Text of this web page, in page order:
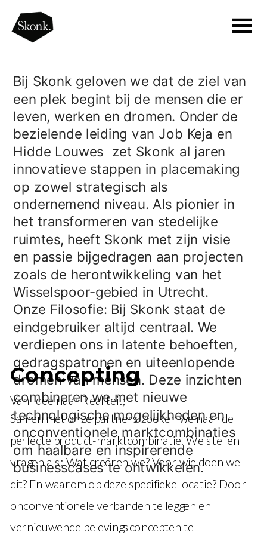
Bij Skonk geloven we dat de ziel van
een plek begint bij de mensen die er
leven, werken en dromen. Onder de
bezielende leiding van Job Keja en
Hidde Louwes  zet Skonk al jaren
innovatieve stappen in placemaking
op zowel strategisch als
ondernemend niveau. Als pionier in
het transformeren van stedelijke
ruimtes, heeft Skonk met zijn visie
en passie bijgedragen aan projecten
zoals de herontwikkeling van het
Wisselspoor-gebied in Utrecht.
Onze Filosofie: Bij Skonk staat de
eindgebruiker altijd centraal. We
verdiepen ons in latente behoeften,
gedragspatronen en uiteenlopende
dromen van mensen. Deze inzichten
combineren we met nieuwe
technologische mogelijkheden en
onconventionele marktcombinaties
om haalbare en inspirerende
businesscases te ontwikkelen.
Concepting
Van Idee naar Realiteit;
Samen met onze partners zoeken we naar de
perfecte product-marktcombinatie. We stellen
vragen als: Wat creëren we? Voor wie doen we
dit? En waarom op deze specifieke locatie? Door
onconventionele verbanden te leggen en
vernieuwende belevingsconcepten te